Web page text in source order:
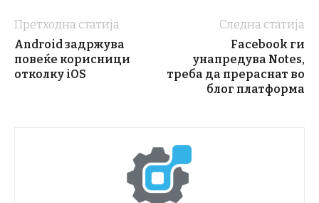
Претходна статија
Android задржува
повеќе корисници
отколку iOS
Следна статија
Facebook ги
унапредува Notes,
треба да прераснат во
блог платформа